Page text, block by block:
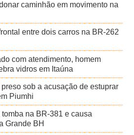
caminhão em movimento na
entre dois carros na BR-262
com atendimento, homem
vidros em Itaúna
sob a acusação de estuprar
Piumhi
tomba na BR-381 e causa
Grande BH